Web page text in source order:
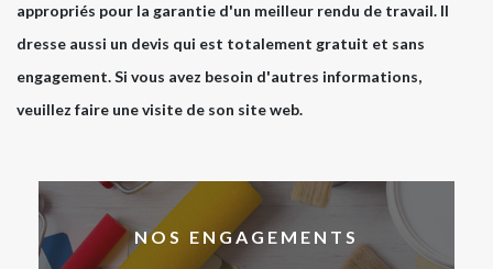
appropriés pour la garantie d'un meilleur rendu de travail. Il
dresse aussi un devis qui est totalement gratuit et sans
engagement. Si vous avez besoin d'autres informations,
veuillez faire une visite de son site web.
NOS ENGAGEMENTS